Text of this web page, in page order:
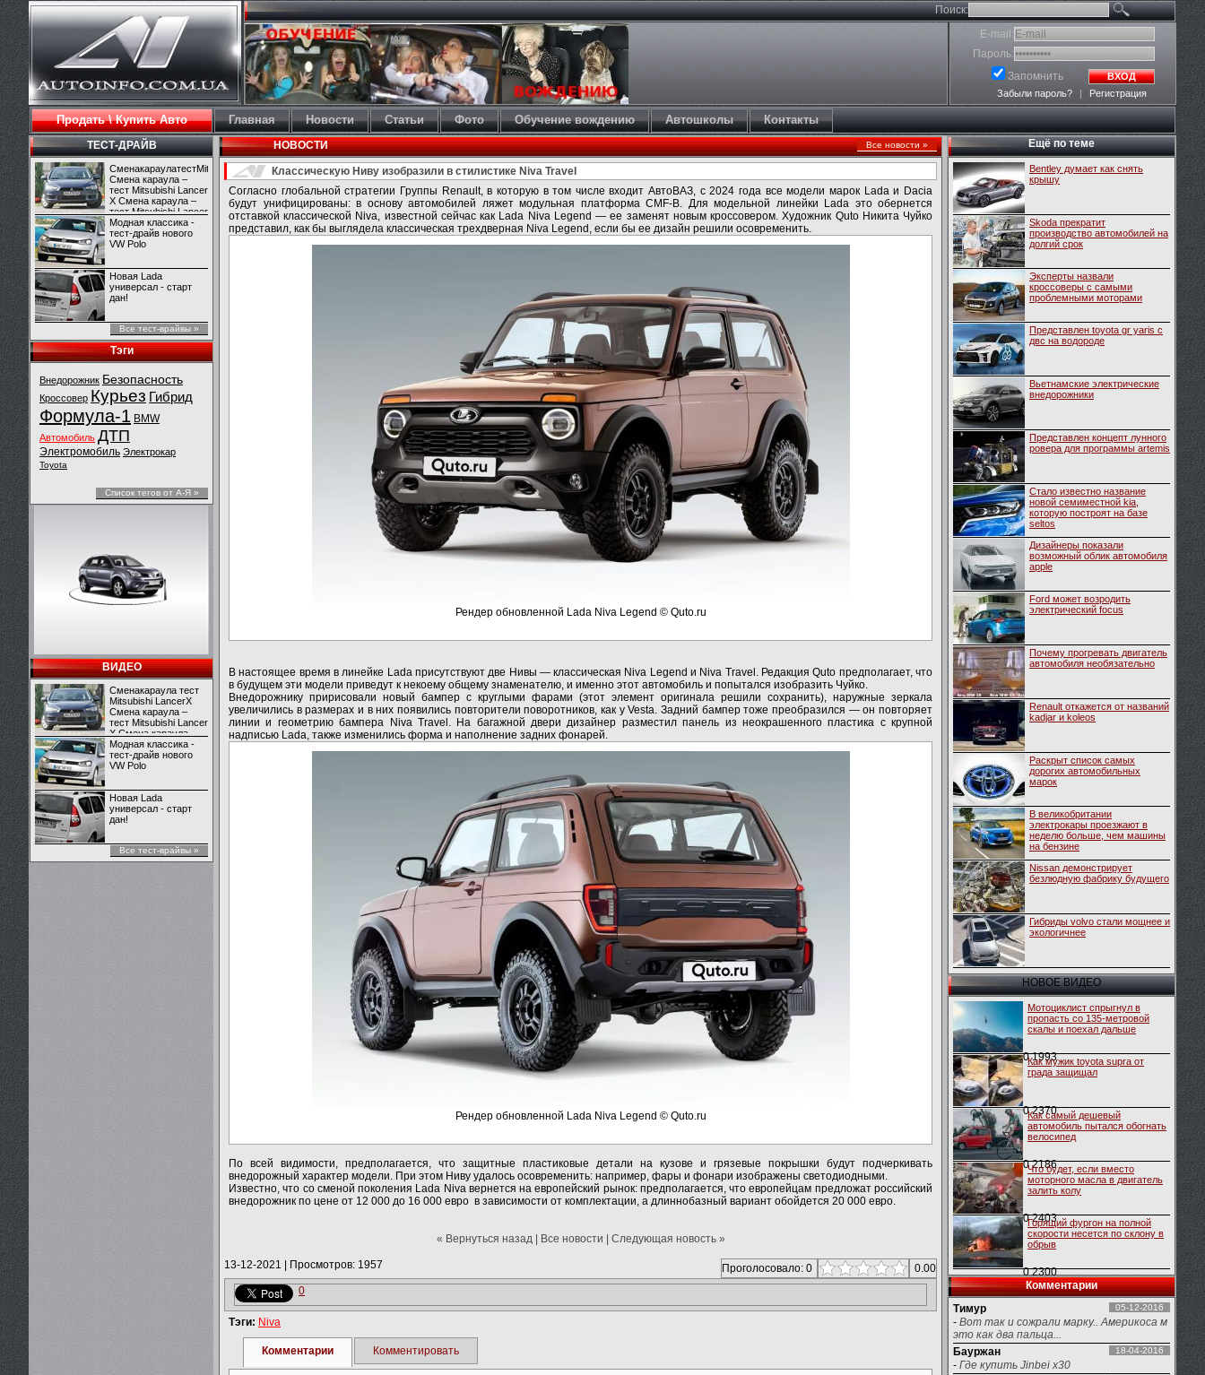
Поиск:
E-mail:
Пароль:
Запомнить
ВХОД
Забыли пароль?
| Регистрация
Продать \ Купить Авто Главная Новости Статьи Фото Обучение вождению Автошколы Контакты
ТЕСТ-ДРАЙВ
СменакараулатестMitsubishiLancerX
Смена караула –
тест Mitsubishi Lancer
X Смена караула –
тест Mitsubishi Lancer
X
Модная классика -
тест-драйв нового
VW Polo
Новая Lada
универсал - старт
дан!
Все тест-врайвы »
Тэги
Внедорожник Безопасность
Кроссовер Курьез Гибрид
Формула-1 BMW
Автомобиль ДТП
Электромобиль Электрокар
Toyota
Список тегов от А-Я »
ВИДЕО
Сменакараула тест
Mitsubishi LancerX
Смена караула –
тест Mitsubishi Lancer
X Смена караула –
тест Mitsubishi Lancer
X
Модная классика -
тест-драйв нового
VW Polo
Новая Lada
универсал - старт
дан!
Все тест-врайвы »
НОВОСТИ Все новости »
Классическую Ниву изобразили в стилистике Niva Travel
Согласно глобальной стратегии Группы Renault, в которую в том числе входит АвтоВАЗ, с 2024 года все модели марок Lada и Dacia
будут унифицированы: в основу автомобилей ляжет модульная платформа CMF-B. Для модельной линейки Lada это обернется
отставкой классической Niva, известной сейчас как Lada Niva Legend — ее заменят новым кроссовером. Художник Quto Никита Чуйко
представил, как бы выглядела классическая трехдверная Niva Legend, если бы ее дизайн решили осовременить.
Рендер обновленной Lada Niva Legend © Quto.ru
В настоящее время в линейке Lada присутствуют две Нивы — классическая Niva Legend и Niva Travel. Редакция Quto предполагает, что
в будущем эти модели приведут к некоему общему знаменателю, и именно этот автомобиль и попытался изобразить Чуйко.
Внедорожнику пририсовали новый бампер с круглыми фарами (этот элемент оригинала решили сохранить), наружные зеркала
увеличились в размерах и в них появились повторители поворотников, как у Vesta. Задний бампер тоже преобразился — он повторяет
линии и геометрию бампера Niva Travel. На багажной двери дизайнер разместил панель из неокрашенного пластика с крупной
надписью Lada, также изменились форма и наполнение задних фонарей.
Рендер обновленной Lada Niva Legend © Quto.ru
По всей видимости, предполагается, что защитные пластиковые детали на кузове и грязевые покрышки будут подчеркивать
внедорожный характер модели. При этом Ниву удалось осовременить: например, фары и фонари изображены светодиодными.
Известно, что со сменой поколения Lada Niva вернется на европейский рынок: предполагается, что европейцам предложат российский
внедорожник по цене от 12 000 до 16 000 евро в зависимости от комплектации, а длиннобазный вариант обойдется 20 000 евро.
« Вернуться назад| Все новости Следующая новость »
13-12-2021 Просмотров: 1957 Проголосовало: 0
0.00
0
Тэги: Niva
Комментарии Комментировать
Ещё по теме
Bentley думает как снять
крышу
Skoda прекратит
производство автомобилей на
долгий срок
Эксперты назвали
кроссоверы с самыми
проблемными моторами
Представлен toyota gr yaris с
двс на водороде
Вьетнамские электрические
внедорожники
Представлен концепт лунного
ровера для программы artemis
Стало известно название
новой семиместной kia,
которую построят на базе
seltos
Дизайнеры показали
возможный облик автомобиля
apple
Ford может возродить
электрический focus
Почему прогревать двигатель
автомобиля необязательно
Renault откажется от названий
kadjar и koleos
Раскрыт список самых
дорогих автомобильных
марок
В великобритании
электрокары проезжают в
неделю больше, чем машины
на бензине
Nissan демонстрирует
безлюдную фабрику будущего
Гибриды volvo стали мощнее и
экологичнее
НОВОЕ ВИДЕО
Мотоциклист спрыгнул в
пропасть со 135-метровой
скалы и поехал дальше
0 1993
Как мужик toyota supra от
града защищал
0 2370
Как самый дешевый
автомобиль пытался обогнать
велосипед
0 2186
Что будет, если вместо
моторного масла в двигатель
залить колу
0 2403
Горящий фургон на полной
скорости несется по склону в
обрыв
0 2300
Комментарии
Тимур
05-12-2016
- Вот так и сожрали марку.. Америкоса м
это как два пальца...
Бауржан
18-04-2016
- Где купить Jinbei x30